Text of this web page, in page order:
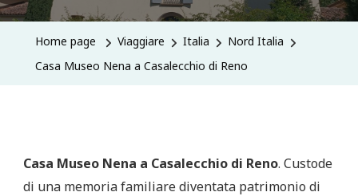
Home page Viaggiare Italia
Nord Italia
Casa Museo Nena a Casalecchio di Reno
Casa Museo Nena a Casalecchio di Reno. Custode
di una memoria familiare diventata patrimonio di